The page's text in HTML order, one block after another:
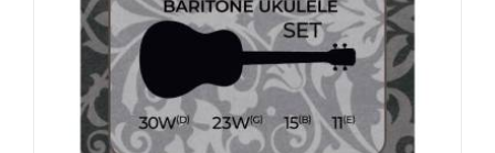
FLIGHT FBSS-200 - СТРУНЫ ДЛЯ УКУЛЕЛЕ